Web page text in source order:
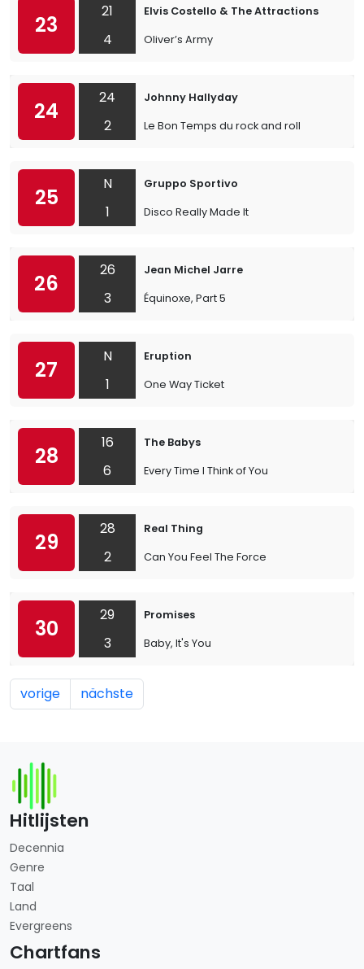
23
21
4
Elvis Costello & The Attractions
Oliver’s Army
24
24
2
Johnny Hallyday
Le Bon Temps du rock and roll
25
N
1
Gruppo Sportivo
Disco Really Made It
26
26
3
Jean Michel Jarre
Équinoxe, Part 5
27
N
1
Eruption
One Way Ticket
28
16
6
The Babys
Every Time I Think of You
29
28
2
Real Thing
Can You Feel The Force
30
29
3
Promises
Baby, It's You
vorige nächste
Hitlijsten
Decennia
Genre
Taal
Land
Evergreens
Chartfans